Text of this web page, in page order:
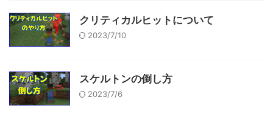
クリティカルヒットについて
2023/7/10
スケルトンの倒し方
2023/7/6